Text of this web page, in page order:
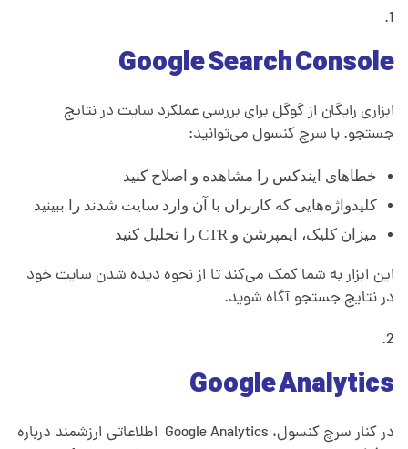
م
ت
ر
ی
ن
ا
ب
ز
Google Search Console
ابزاری رایگان از گوگل برای بررسی عملکرد سایت در نتایج
جستجو. با سرچ کنسول می‌توانید:
خطاهای ایندکس را مشاهده و اصلاح کنید
کلیدواژه‌هایی که کاربران با آن وارد سایت شدند را ببینید
میزان کلیک، ایمپرشن و CTR را تحلیل کنید
این ابزار به شما کمک می‌کند تا از نحوه دیده شدن سایت خود
در نتایج جستجو آگاه شوید.
Google Analytics
در کنار سرچ کنسول، Google Analytics اطلاعاتی ارزشمند درباره